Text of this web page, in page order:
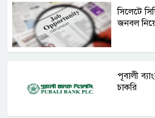
সিলেটে
জনবল
পূবালী
চাকরি